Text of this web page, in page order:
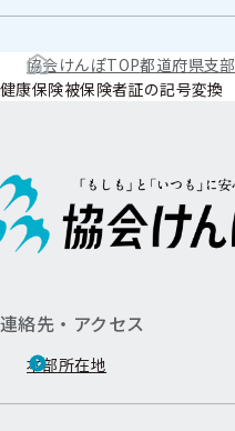
協会けんぽTOP都道府県支部
健康保険被保険者証の記号変換
連絡先・アクセス
本部所在地